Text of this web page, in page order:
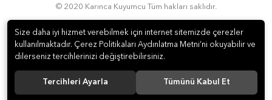
© 2020 Karınca Kuyumcu Tüm hakları saklıdır.
Size daha iyi hizmet verebilmek için internet sitemizde çerezler
kullanılmaktadır. Çerez Politikaları Aydınlatma Metni’ni okuyabilir ve
dilerseniz tercihlerinizi değiştirebilirsiniz.
Tercihleri Ayarla Tümünü Kabul Et